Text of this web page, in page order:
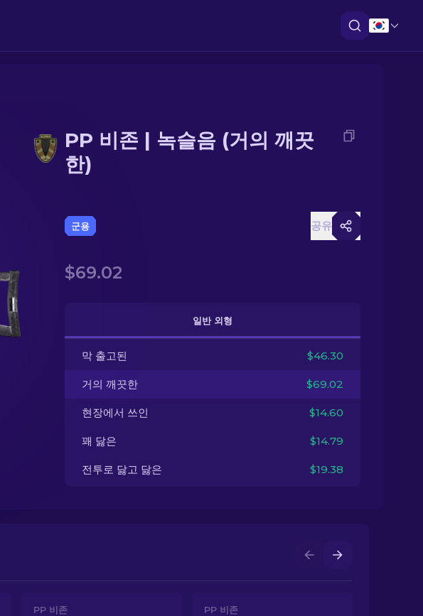
PP 비존 | 녹슬음 (거의 깨끗
한)
군용 공유
$69.02
일반 외형
막 출고된 $46.30
거의 깨끗한 $69.02
현장에서 쓰인 $14.60
꽤 닳은 $14.79
전투로 닳고 닳은 $19.38
PP 비존 PP 비존